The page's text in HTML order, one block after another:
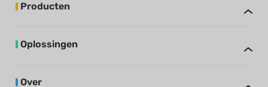
Producten
Oplossingen
Over